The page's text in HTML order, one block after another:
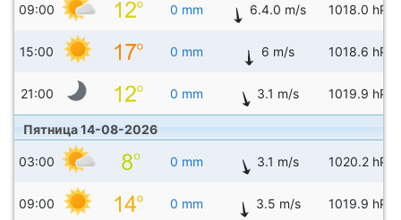
09:00 0 mm 6.4.0 m/s 1018.0 hPa
15:00 0 mm 6 m/s 1018.6 hPa
21:00 0 mm 3.1 m/s 1019.9 hPa
Пятница 14-08-2026
03:00 0 mm 3.1 m/s 1020.2 hPa
09:00 0 mm 3.5 m/s 1019.9 hPa